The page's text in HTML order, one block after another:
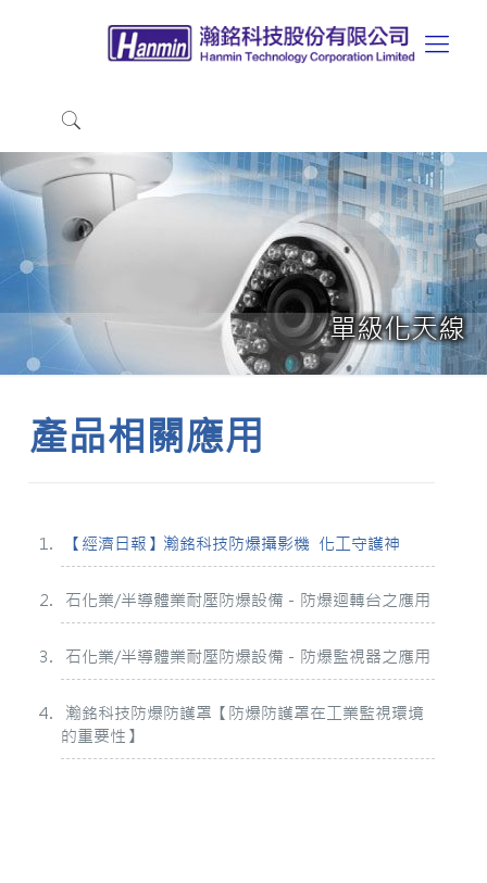
單級化天線
產品相關應用
【經濟日報】瀚銘科技防爆攝影機 化工守護神
石化業/半導體業耐壓防爆設備－防爆迴轉台之應用
石化業/半導體業耐壓防爆設備－防爆監視器之應用
瀚銘科技防爆防護罩【防爆防護罩在工業監視環境
的重要性】